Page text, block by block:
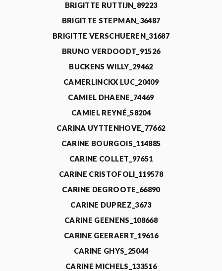
BRIGITTE RUTTIJN_89223
BRIGITTE STEPMAN_36487
BRIGITTE VERSCHUEREN_31687
BRUNO VERDOODT_91526
BUCKENS WILLY_29462
CAMERLINCKX LUC_20409
CAMIEL DHAENE_74469
CAMIEL REYNÉ_58204
CARINA UYTTENHOVE_77662
CARINE BOURGOIS_114885
CARINE COLLET_97651
CARINE CRISTOFOLI_119578
CARINE DEGROOTE_66890
CARINE DUPREZ_3673
CARINE GEENENS_108668
CARINE GEERAERT_19616
CARINE GHYS_25044
CARINE MICHELS_133516